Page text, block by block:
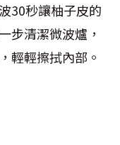
30秒讓柚子皮的
步清潔微波爐，
輕輕擦拭內部。